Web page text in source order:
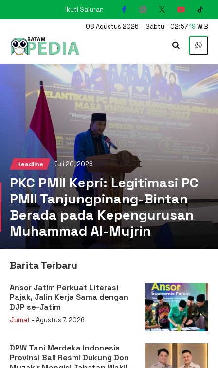
Ikuti Saluran
08 Agustus 2026 Sabtu- 02:5720 WIB
Headline Juli 20, 2026
PKC PMII Kepri: Legitimasi PC
PMII Tanjungpinang-Bintan
Berada pada Kepengurusan
Muhammad Al-Mujrin
Barita Terbaru
Ansor Jatim Perkuat Literasi
Pajak, Jalin Kerja Sama dengan
DJP se-Jatim
Jumat - Agustus 7, 2026
DPW Tani Merdeka Indonesia
Provinsi Bali Resmi Dukung Don